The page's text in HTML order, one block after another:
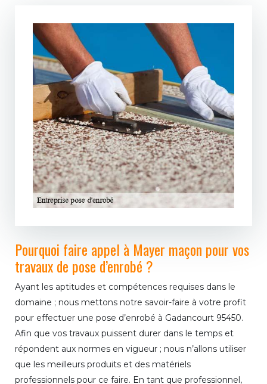
Pourquoi faire appel à Mayer maçon pour vos
travaux de pose d’enrobé ?
Ayant les aptitudes et compétences requises dans le
domaine ; nous mettons notre savoir-faire à votre profit
pour effectuer une pose d’enrobé à Gadancourt 95450.
Afin que vos travaux puissent durer dans le temps et
répondent aux normes en vigueur ; nous n’allons utiliser
que les meilleurs produits et des matériels
professionnels pour ce faire. En tant que professionnel,